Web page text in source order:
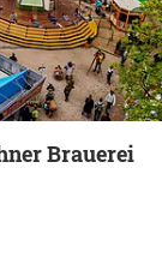
Brauerei